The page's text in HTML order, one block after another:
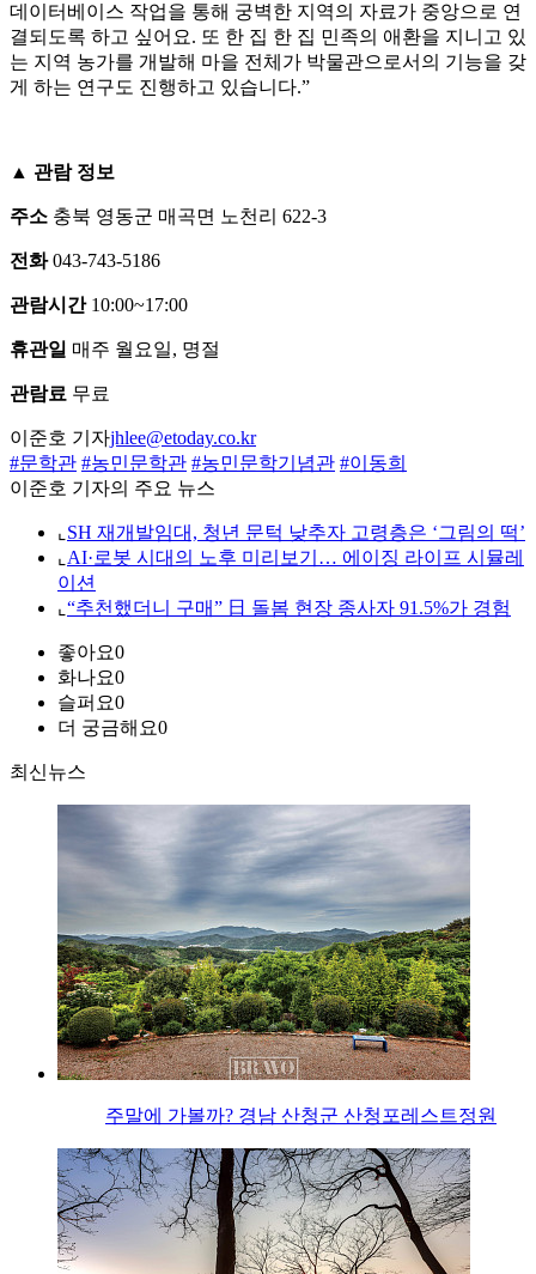
데이터베이스 작업을 통해 궁벽한 지역의 자료가 중앙으로 연
결되도록 하고 싶어요. 또 한 집 한 집 민족의 애환을 지니고 있
는 지역 농가를 개발해 마을 전체가 박물관으로서의 기능을 갖
게 하는 연구도 진행하고 있습니다.”
▲ 관람 정보
주소 충북 영동군 매곡면 노천리 622-3
전화043-743-5186
관람시간10:00~17:00
휴관일 매주 월요일, 명절
관람료 무료
이준호 기자jhlee@etoday.co.kr
#문학관 #농민문학관 #농민문학기념관 #이동희
이준호 기자의 주요 뉴스
⌞ SH 재개발임대, 청년 문턱 낮추자 고령층은 ‘그림의 떡’
⌞ AI·로봇 시대의 노후 미리보기… 에이징 라이프 시뮬레
이션
⌞ “추천했더니 구매” 日 돌봄 현장 종사자 91.5%가 경험
좋아요0
화나요0
슬퍼요0
더 궁금해요0
최신뉴스
주말에 가볼까? 경남 산청군 산청포레스트정원